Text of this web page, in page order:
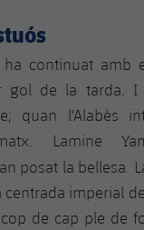
Femení
amateurs
les amateurs
ha continuat amb
gol de la tarda.
quan l'Alabès
Lamine
posat la bellesa.
centrada imperial
de cap ple de